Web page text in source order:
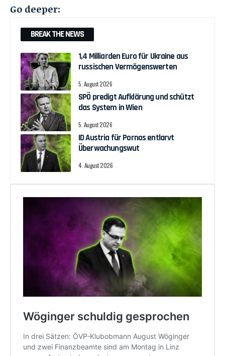
Go deeper:
BREAK THE NEWS
1,4 Milliarden Euro für Ukraine aus
russischen Vermögenswerten
5. August 2026
SPÖ predigt Aufklärung und schützt
das System in Wien
5. August 2026
ID Austria für Pornos entlarvt
Überwachungswut
4. August 2026